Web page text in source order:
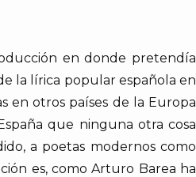
en donde pretendía
la lírica popular española en
en otros países de la Europa
que ninguna otra cosa
a poetas modernos como
es, como Arturo Barea ha